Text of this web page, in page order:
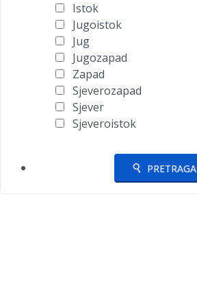
Istok
Jugoistok
Jug
Jugozapad
Zapad
Sjeverozapad
Sjever
Sjeveroistok
PRETRAGA